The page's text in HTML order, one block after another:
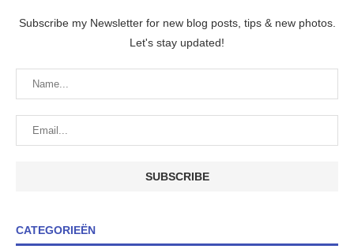
Subscribe my Newsletter for new blog posts, tips & new photos.
Let's stay updated!
CATEGORIEËN